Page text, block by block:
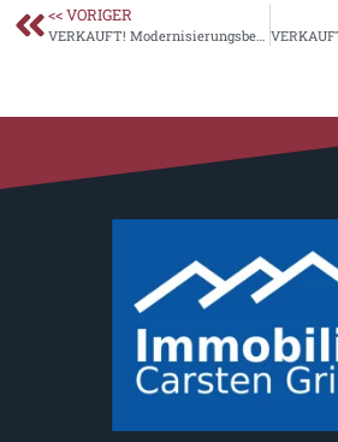
<< VORIGER
VERKAUFT! Modernisierungsbed.EFH-zentral in Varel